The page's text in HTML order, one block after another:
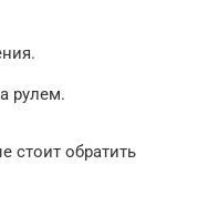
рулем.
стоит обратить